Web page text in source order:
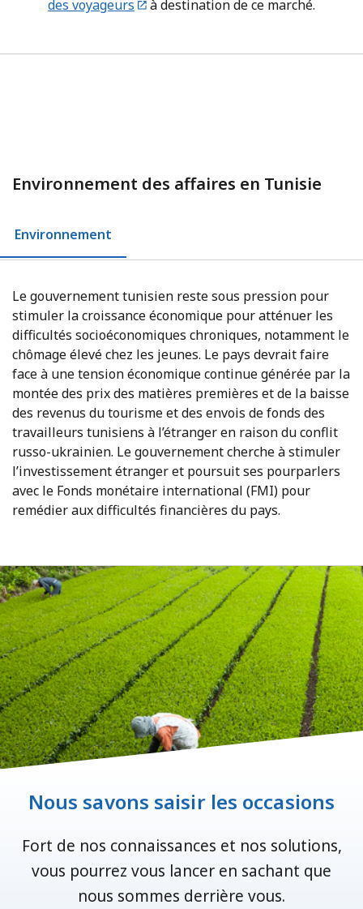
des voyageurs à destination de ce marché.
Environnement des affaires en Tunisie
Environnement
Le gouvernement tunisien reste sous pression pour
stimuler la croissance économique pour atténuer les
difficultés socioéconomiques chroniques, notamment le
chômage élevé chez les jeunes. Le pays devrait faire
face à une tension économique continue générée par la
montée des prix des matières premières et de la baisse
des revenus du tourisme et des envois de fonds des
travailleurs tunisiens à l’étranger en raison du conflit
russo-ukrainien. Le gouvernement cherche à stimuler
l’investissement étranger et poursuit ses pourparlers
avec le Fonds monétaire international (FMI) pour
remédier aux difficultés financières du pays.
Nous savons saisir les occasions
Fort de nos connaissances et nos solutions,
vous pourrez vous lancer en sachant que
nous sommes derrière vous.